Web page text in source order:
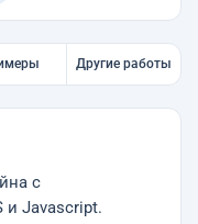
Другие работы
с
и Javascript.